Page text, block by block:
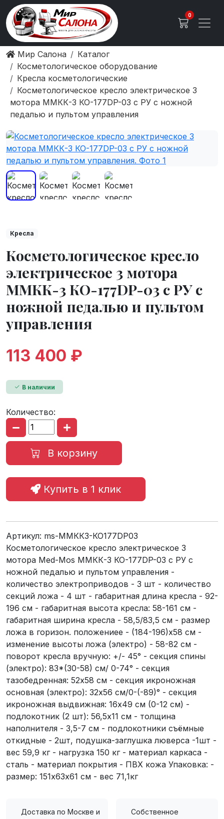
0
Мир Салона
Каталог
Косметологическое оборудование
Кресла косметологические
Косметологическое кресло электрическое 3
мотора ММКК-3 КО-177DP-03 с РУ с ножной
педалью и пультом управления
Кресла
Косметологическое кресло
электрическое 3 мотора
ММКК-3 КО-177DP-03 с РУ с
ножной педалью и пультом
управления
113 400 ₽
В наличии
Количество:
В корзину
Купить в 1 клик
Артикул: ms-ММКК3-КО177DP03
Косметологическое кресло электрическое 3
мотора Med-Mos ММКК-3 КО-177DP-03 с РУ с
ножной педалью и пультом управления -
количество электроприводов - 3 шт - количество
секций ложа - 4 шт - габаритная длина кресла - 92-
196 см - габаритная высота кресла: 58-161 см -
габаритная ширина кресла - 58,5/83,5 см - размер
ложа в горизон. положениее - (184-196)х58 см -
изменение высоты ложа (электро) - 58-82 см -
поворот кресла вручную: +/- 45° - секция спины
(электро): 83*(30-58) см/ 0-74° - секция
тазобедренная: 52х58 см - секция икроножная
основная (электро): 32х56 см/0-(-89)° - секция
икроножная выдвижная: 16х49 см (0-12 см) -
подлокотник (2 шт): 56,5х11 см - толщина
наполнителя - 3,5-7 см - подлокотники съёмные
откидные - 2шт, подушка-заглушка люверса -1шт -
вес 59,9 кг - нагрузка 150 кг - материал каркаса -
сталь - материал покрытия - ПВХ кожа Упаковка: -
размер: 151х63х61 см - вес 71,1кг
Доставка по Москве и
Собственное